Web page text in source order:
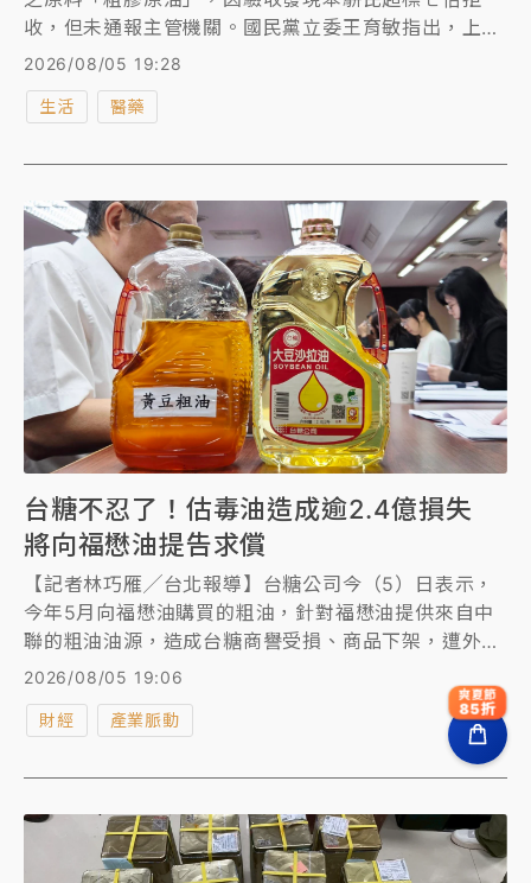
收，但未通報主管機關。國民黨立委王育敏指出，上一
波《食安法》修法精神就是從原料管到成品，過去蘇丹
紅事件，食藥署的新聞稿就強調，食品業者發現原料或
產品有危害衛生安全之虞，應主動通報主管機關，結果
釋，倒退回來。
2026/08/05 19:28
生活 醫藥
台糖不忍了！估毒油造成逾2.4億損失
將向福懋油提告求償
【記者林巧雁╱台北報導】台糖公司今（5）日表示，
今年5月向福懋油購買的粗油，針對福懋油提供來自中
聯的粗油油源，造成台糖商譽受損、商品下架，遭外界
污指油品有問題，對此將研議提出告訴，以正視聽，盼
2026/08/05 19:06
財經 產業脈動
爽夏節
85折